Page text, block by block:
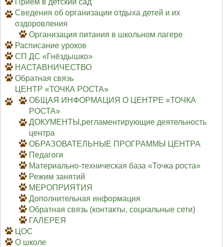
Сведения об организации отдыха детей и их
оздоровления
Организация питания в школьном лагере
Расписание уроков
СП ДС «Гнёздышко»
НАСТАВНИЧЕСТВО
Обратная связь
ЦЕНТР «ТОЧКА РОСТА»
ОБЩАЯ ИНФОРМАЦИЯ О ЦЕНТРЕ «ТОЧКА
РОСТА»
ДОКУМЕНТЫ,регламентирующие деятельность
центра
ОБРАЗОВАТЕЛЬНЫЕ ПРОГРАММЫ ЦЕНТРА
Педагоги
Материально-техническая база «Точка роста»
Режим занятий
МЕРОПРИЯТИЯ
Дополнительная информация
Обратная связь (контакты, социальные сети)
ГАЛЕРЕЯ
ЦОС
О школе